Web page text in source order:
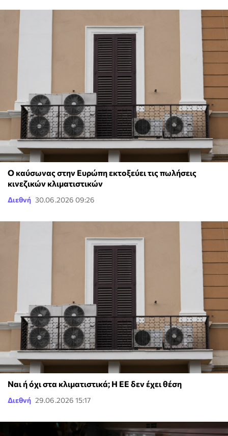
O καύσωνας στην Ευρώπη εκτοξεύει τις πωλήσεις
κινεζικών κλιματιστικών
Διεθνή 30.06.2026 09:26
Ναι ή όχι στα κλιματιστικά; Η ΕΕ δεν έχει θέση
Διεθνή 29.06.2026 15:17